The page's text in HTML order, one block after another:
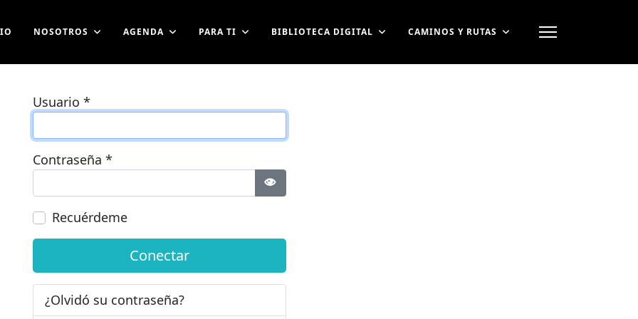
NOSOTROS AGENDA PARA TI BIBLIOTECA DIGITAL CAMINOS Y RUTAS
Usuario *
Contraseña *
Mostrar contraseña
Recuérdeme
Conectar
¿Olvidó su contraseña?